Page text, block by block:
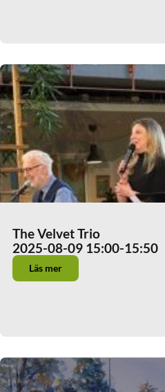
The Velvet Trio
2025-08-09 15:00-15:50
Läs mer